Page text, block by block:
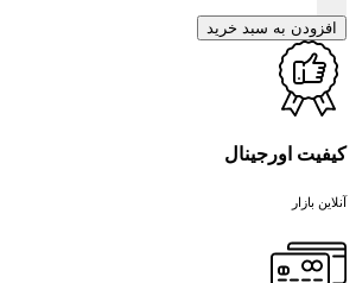
افزودن به سبد خرید
کیفیت اورجینال
آنلاین بازار